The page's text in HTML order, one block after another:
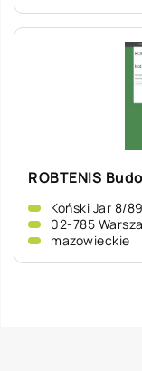
ROBTENIS
Koński Jar 8/89
02-785
mazowieckie